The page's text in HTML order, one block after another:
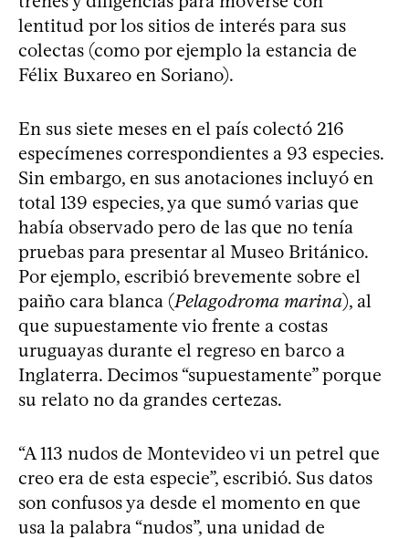
lentitud por los sitios de interés para sus
colectas (como por ejemplo la estancia de
Félix Buxareo en Soriano).
En sus siete meses en el país colectó 216
especímenes correspondientes a 93 especies.
Sin embargo, en sus anotaciones incluyó en
total 139 especies, ya que sumó varias que
había observado pero de las que no tenía
pruebas para presentar al Museo Británico.
Por ejemplo, escribió brevemente sobre el
paiño cara blanca (Pelagodroma marina), al
que supuestamente vio frente a costas
uruguayas durante el regreso en barco a
Inglaterra. Decimos “supuestamente” porque
su relato no da grandes certezas.
“A 113 nudos de Montevideo vi un petrel que
creo era de esta especie”, escribió. Sus datos
son confusos ya desde el momento en que
usa la palabra “nudos”, una unidad de